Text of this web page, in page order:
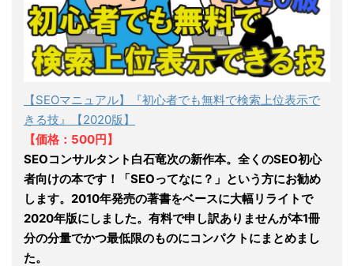
【SEOマニュアル】『初心者でも無料で検索上位表示で
きる技』【2020版】
【価格：500円】
SEOコンサルタント白石竜次の新作本。全くのSEO初心
者向けの本です！「SEOってなに？」という方にお勧め
します。2010年発売の著書をベースに大幅リライトで
2020年版にしました。有料で申し訳ありませんが本1冊
分の分量でかつ最低限のものにコンパクトにまとめまし
た。